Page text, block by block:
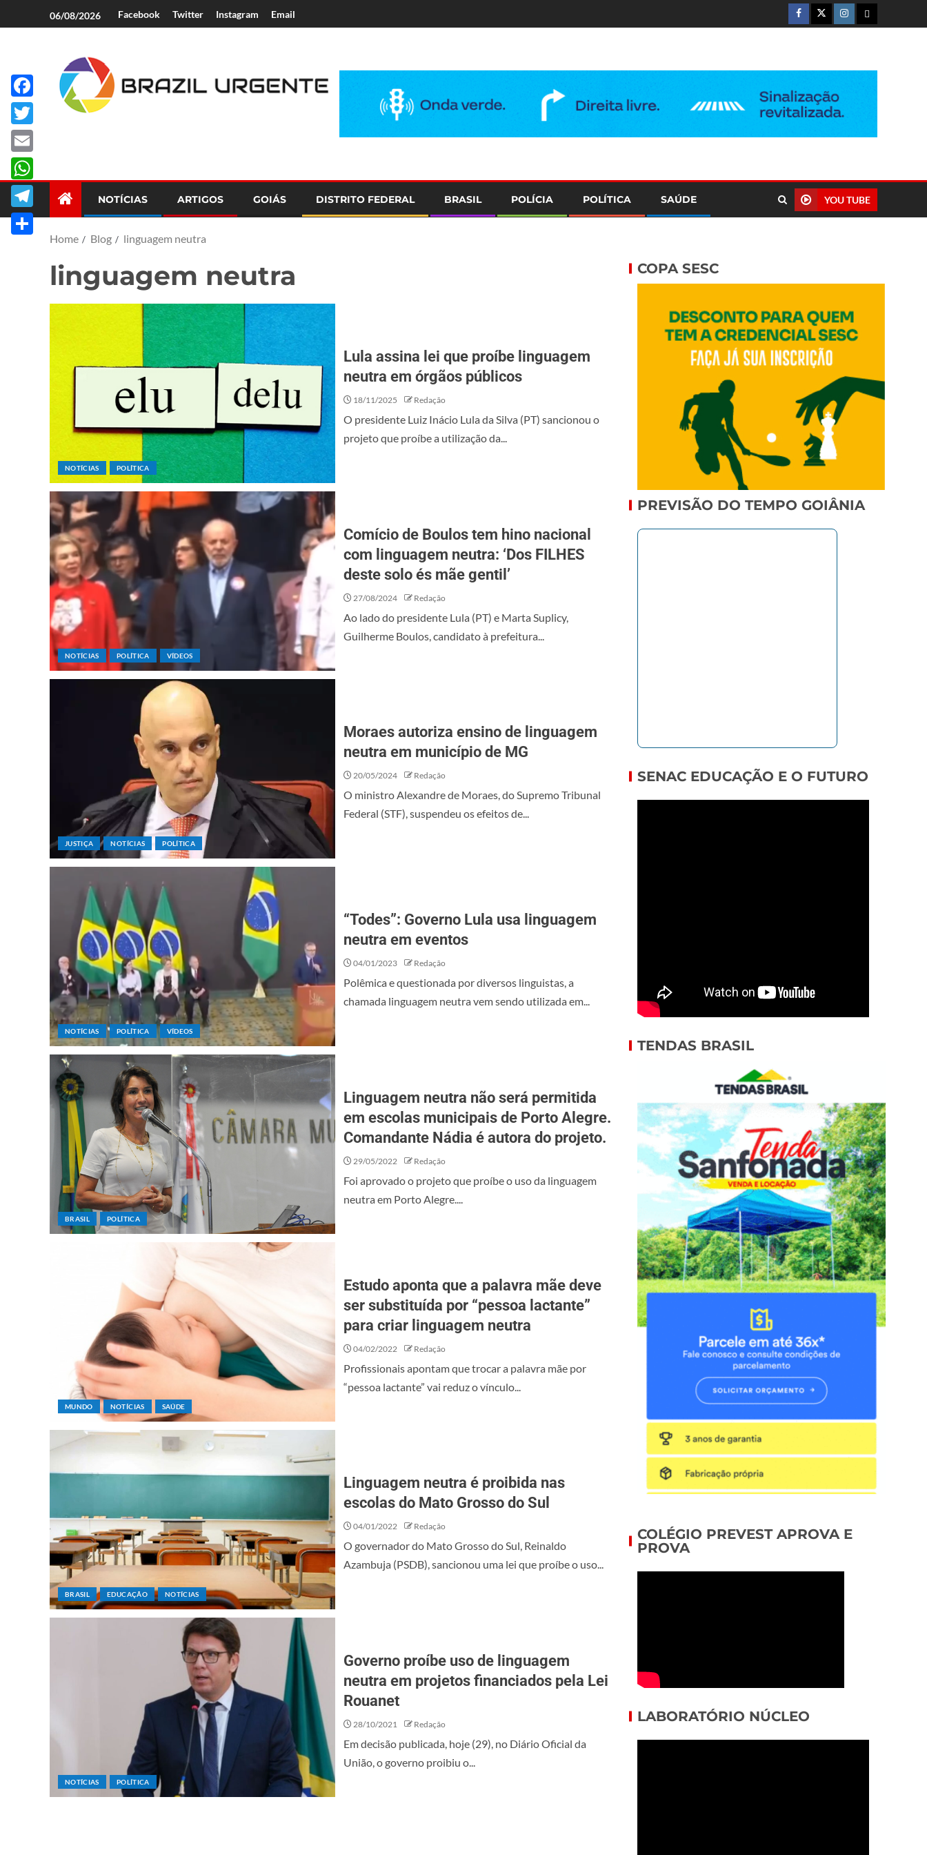
06/08/2026 Facebook Twitter Instagram Email
NOTÍCIAS ARTIGOS GOIÁS DISTRITO FEDERAL BRASIL POLÍCIA POLÍTICA SAÚDE YOU TUBE
Home Blog linguagem neutra
linguagem neutra
NOTÍCIAS POLÍTICA
Lula assina lei que proíbe linguagem
neutra em órgãos públicos
18/11/2025 Redação
O presidente Luiz Inácio Lula da Silva (PT) sancionou o
projeto que proíbe a utilização da...
NOTÍCIAS POLÍTICA VÍDEOS
Comício de Boulos tem hino nacional
com linguagem neutra: ‘Dos FILHES
deste solo és mãe gentil’
27/08/2024 Redação
Ao lado do presidente Lula (PT) e Marta Suplicy,
Guilherme Boulos, candidato à prefeitura...
JUSTIÇA NOTÍCIAS POLÍTICA
Moraes autoriza ensino de linguagem
neutra em município de MG
20/05/2024 Redação
O ministro Alexandre de Moraes, do Supremo Tribunal
Federal (STF), suspendeu os efeitos de...
NOTÍCIAS POLÍTICA VÍDEOS
“Todes”: Governo Lula usa linguagem
neutra em eventos
04/01/2023 Redação
Polêmica e questionada por diversos linguistas, a
chamada linguagem neutra vem sendo utilizada em...
BRASIL POLÍTICA
Linguagem neutra não será permitida
em escolas municipais de Porto Alegre.
Comandante Nádia é autora do projeto.
29/05/2022 Redação
Foi aprovado o projeto que proíbe o uso da linguagem
neutra em Porto Alegre....
MUNDO NOTÍCIAS SAÚDE
Estudo aponta que a palavra mãe deve
ser substituída por “pessoa lactante”
para criar linguagem neutra
04/02/2022 Redação
Profissionais apontam que trocar a palavra mãe por
“pessoa lactante” vai reduz o vínculo...
BRASIL EDUCAÇÃO NOTÍCIAS
Linguagem neutra é proibida nas
escolas do Mato Grosso do Sul
04/01/2022 Redação
O governador do Mato Grosso do Sul, Reinaldo
Azambuja (PSDB), sancionou uma lei que proíbe o uso...
NOTÍCIAS POLÍTICA
Governo proíbe uso de linguagem
neutra em projetos financiados pela Lei
Rouanet
28/10/2021 Redação
Em decisão publicada, hoje (29), no Diário Oficial da
União, o governo proibiu o...
Facebook
Twitter
Email
WhatsApp
Telegram
COPA SESC
PREVISÃO DO TEMPO GOIÂNIA
SENAC EDUCAÇÃO E O FUTURO
TENDAS BRASIL
COLÉGIO PREVEST APROVA E
PROVA
LABORATÓRIO NÚCLEO